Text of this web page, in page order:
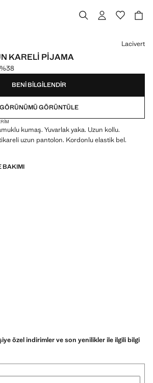
KARELI PIJAMA
TL ]
]
Lacivert
BENI BILGILENDIR
GÖRÜNÜMÜ GÖRÜNTÜLE
kumaş. Yuvarlak yaka. Uzun kollu.
uzun pantolon. Kordonlu elastik bel.
BAKIMI
hakkında sorular sorun
özel indirimler ve son yenilikler ile ilgili bilgi